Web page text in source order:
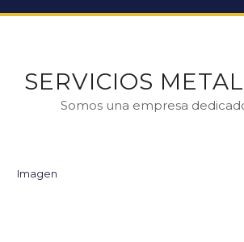
SERVICIOS
Somos una empresa